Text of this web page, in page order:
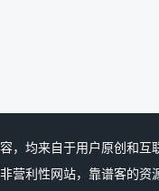
，均来自于用户原创和互
营利性网站，靠谱客的资